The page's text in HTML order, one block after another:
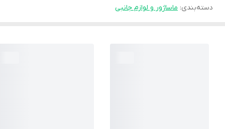
دسته‌بندی: ماساژور و لوازم جانبی